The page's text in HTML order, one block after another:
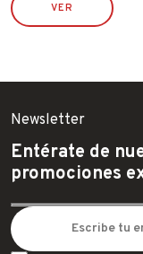
VER
Newsletter
Entérate de
promociones